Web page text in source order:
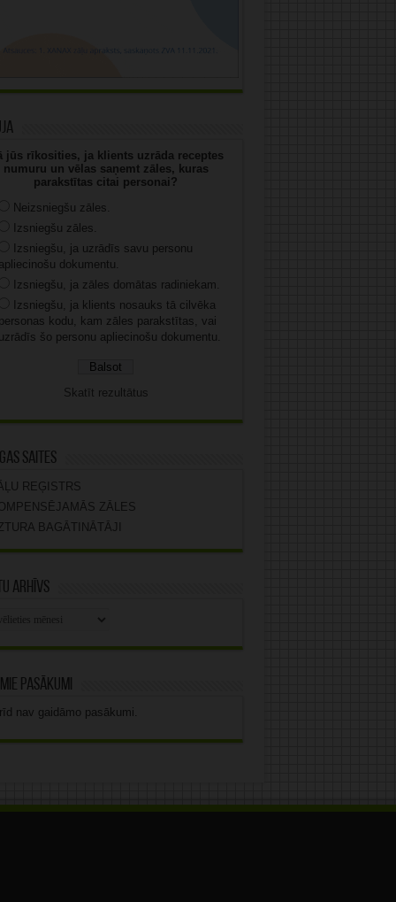
jūs rīkosities, ja klients uzrāda receptes
numuru un vēlas saņemt zāles, kuras
parakstītas citai personai?
Neizsniegšu zāles.
Izsniegšu zāles.
Izsniegšu, ja uzrādīs savu personu
dokumentu.
Izsniegšu, ja zāles domātas radiniekam.
Izsniegšu, ja klients nosauks tā cilvēka
kodu, kam zāles parakstītas, vai
šo personu apliecinošu dokumentu.
Skatīt rezultātus
saites
REĢISTRS
ZĀLES
BAGĀTINĀTĀJI
arhīvs
pasākumi
nav gaidāmo pasākumi.